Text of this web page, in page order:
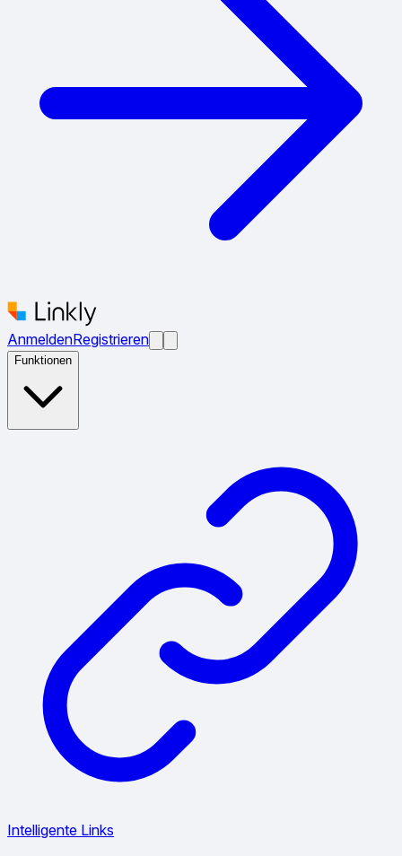
AnmeldenRegistrieren
Funktionen
Intelligente Links